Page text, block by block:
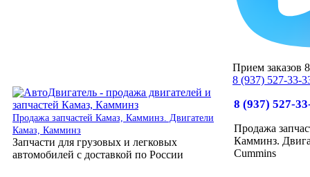
Прием заказов
8 (937) 527-33-
Продажа запчастей Камаз, Камминз. Двигатели
Камаз, Камминз
Запчасти для грузовых и легковых
автомобилей с доставкой по России
8 (937) 527-
Продажа
Камминз.
Cummins